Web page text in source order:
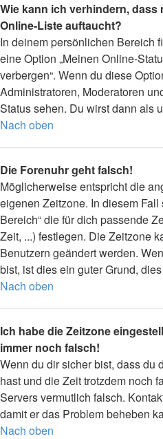
Wie kann ich verhindern, dass
Online-Liste auftaucht?
In deinem persönlichen Bereich
eine Option „Meinen Online-
verbergen“. Wenn du diese
Administratoren, Moderatoren
Status sehen. Du wirst dann als
Nach oben
Die Forenuhr geht falsch!
Möglicherweise entspricht die
eigenen Zeitzone. In diesem
Bereich“ die für dich passende
Zeit, ...) festlegen. Die Zeitzone
Benutzern geändert werden.
bist, ist dies ein guter Grund,
Nach oben
Ich habe die Zeitzone
immer noch falsch!
Wenn du dir sicher bist, dass du
hast und die Zeit trotzdem noch
Servers vermutlich falsch.
damit er das Problem beheben
Nach oben